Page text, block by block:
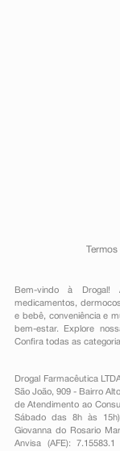
Termos
Bem-vindo à
medicamentos ,
e bebê, conveniênciae
bem-estar. Explore
Confira todas as
Drogal Farmacêutica
São João, 909 - Bairro
de Atendimento ao
Sábado das 8h às
Giovanna do Rosario
Anvisa (AFE):